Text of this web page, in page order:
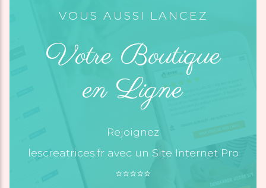
VOUS AUSSI LANCEZ
Votre Boutique
en Ligne
Rejoignez
lescreatrices.fr avec un Site Internet Pro
⭐️⭐️⭐️⭐️⭐️